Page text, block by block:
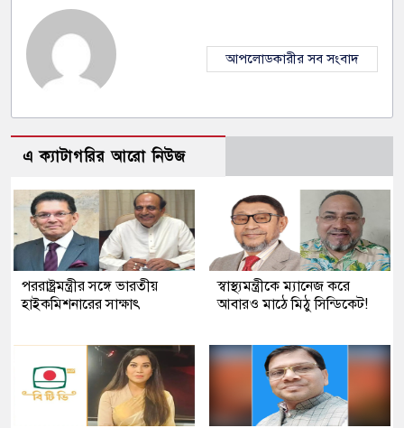
আপলোডকারীর সব সংবাদ
এ ক্যাটাগরির আরো নিউজ
পররাষ্ট্রমন্ত্রীর সঙ্গে ভারতীয়
হাইকমিশনারের সাক্ষাৎ
স্বাস্থ্যমন্ত্রীকে ম্যানেজ করে
আবারও মাঠে মিঠু সিন্ডিকেট!